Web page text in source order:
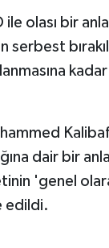
ile olası bir
serbest
dair bir
'genel
edildi.